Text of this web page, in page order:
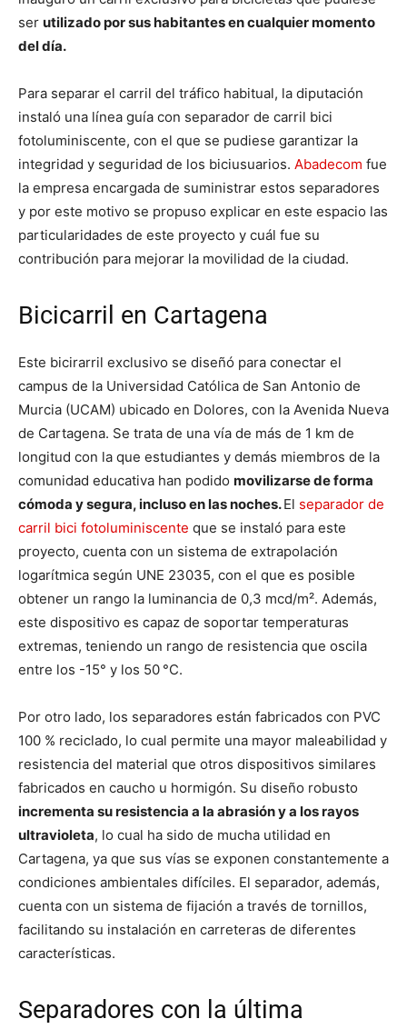
ser utilizado por sus habitantes en cualquier momento
del día.
Para separar el carril del tráfico habitual, la diputación
instaló una línea guía con separador de carril bici
fotoluminiscente, con el que se pudiese garantizar la
integridad y seguridad de los biciusuarios. Abadecom fue
la empresa encargada de suministrar estos separadores
y por este motivo se propuso explicar en este espacio las
particularidades de este proyecto y cuál fue su
contribución para mejorar la movilidad de la ciudad.
Bicicarril en Cartagena
Este bicirarril exclusivo se diseñó para conectar el
campus de la Universidad Católica de San Antonio de
Murcia (UCAM) ubicado en Dolores, con la Avenida Nueva
de Cartagena. Se trata de una vía de más de 1 km de
longitud con la que estudiantes y demás miembros de la
comunidad educativa han podido movilizarse de forma
cómoda y segura, incluso en las noches.El separador de
carril bici fotoluminiscente que se instaló para este
proyecto, cuenta con un sistema de extrapolación
logarítmica según UNE 23035, con el que es posible
obtener un rango la luminancia de 0,3 mcd/m². Además,
este dispositivo es capaz de soportar temperaturas
extremas, teniendo un rango de resistencia que oscila
entre los -15° y los 50 °C.
Por otro lado, los separadores están fabricados con PVC
100 % reciclado, lo cual permite una mayor maleabilidad y
resistencia del material que otros dispositivos similares
fabricados en caucho u hormigón. Su diseño robusto
incrementa su resistencia a la abrasión y a los rayos
ultravioleta, lo cual ha sido de mucha utilidad en
Cartagena, ya que sus vías se exponen constantemente a
condiciones ambientales difíciles. El separador, además,
cuenta con un sistema de fijación a través de tornillos,
facilitando su instalación en carreteras de diferentes
características.
Separadores con la última